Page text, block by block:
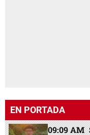
EN PORTADA
09:09 AM